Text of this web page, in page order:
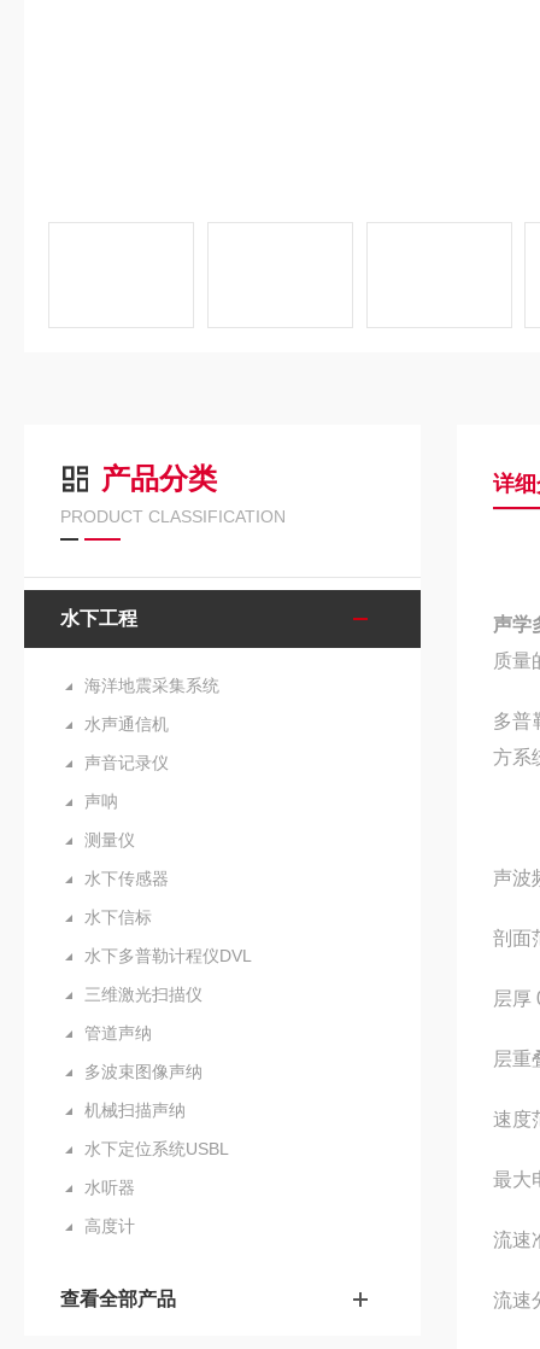
产品分类
PRODUCT CLASSIFICATION
水下工程
海洋地震采集系统
水声通信机
声音记录仪
声呐
测量仪
水下传感器
水下信标
水下多普勒计程仪DVL
三维激光扫描仪
管道声纳
多波束图像声纳
机械扫描声纳
水下定位系统USBL
水听器
高度计
查看全部产品
详
声学
质量
多普
方系
声波
剖面
层厚
层重
速度
最大
流速
流速